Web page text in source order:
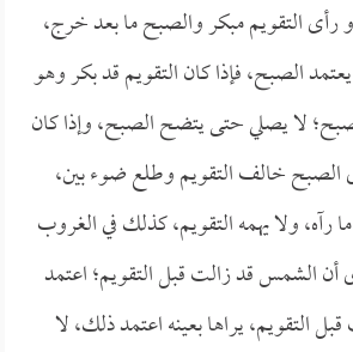
رأى التقويم مبكر والصبح ما بعد خرج،
الصبح، فإذا كان التقويم قد بكر وهو
لا يصلي حتى يتضح الصبح، وإذا كان
الصبح خالف التقويم وطلع ضوء بين،
رآه، ولا يهمه التقويم، كذلك في الغروب
أن الشمس قد زالت قبل التقويم؛ اعتمد
التقويم، يراها بعينه اعتمد ذلك، لا